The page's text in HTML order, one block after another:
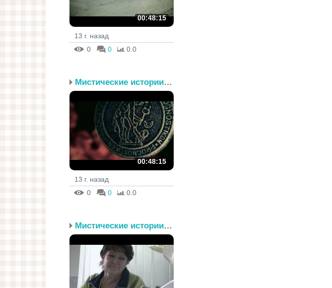
00:48:15
13 г. назад
0
0 0.0
Мистические истории. Эп...
00:48:15
13 г. назад
0
0 0.0
Мистические истории. Эп...